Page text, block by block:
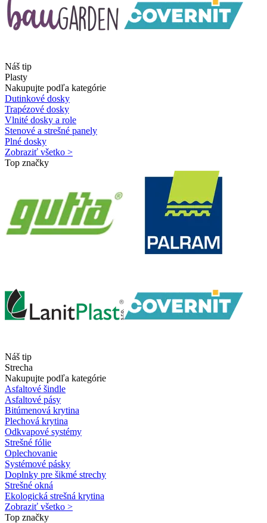
Náš tip
Plasty
Nakupujte podľa kategórie
Dutinkové dosky
Trapézové dosky
Vlnité dosky a role
Stenové a strešné panely
Plné dosky
Zobraziť všetko >
Top značky
Náš tip
Strecha
Nakupujte podľa kategórie
Asfaltové šindle
Asfaltové pásy
Bitúmenová krytina
Plechová krytina
Odkvapové systémy
Strešné fólie
Oplechovanie
Systémové pásky
Doplnky pre šikmé strechy
Strešné okná
Ekologická strešná krytina
Zobraziť všetko >
Top značky